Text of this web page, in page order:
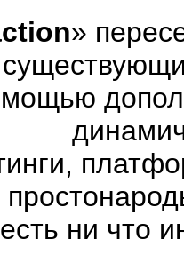
»
ни что